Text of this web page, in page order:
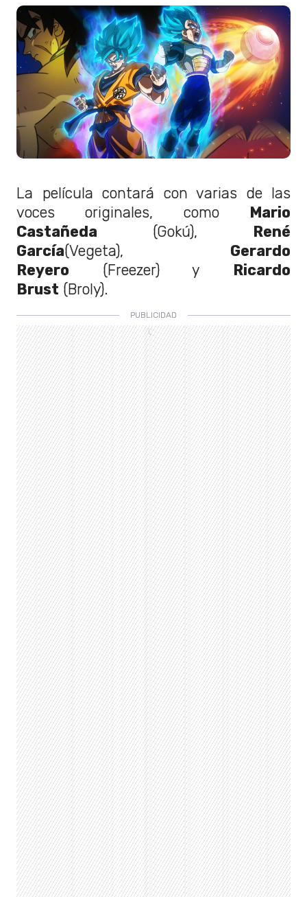
La película contará con varias de las
voces originales, como
Mario
Castañeda (Gokú),
René
García(Vegeta), Gerardo
Reyero (Freezer) y
Ricardo
Brust (Broly).